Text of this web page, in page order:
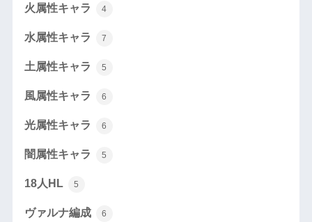
火属性キャラ 4
水属性キャラ 7
土属性キャラ 5
風属性キャラ 6
光属性キャラ 6
闇属性キャラ 5
18人HL 5
ヴァルナ編成 6